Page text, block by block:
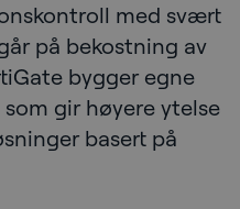
med svært
på bekostning av
bygger egne
som gir høyere ytelse
basert på